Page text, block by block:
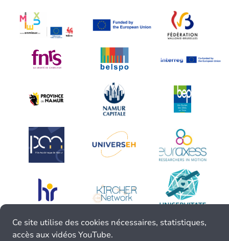
Ce site utilise des cookies nécessaires, statistiques,
accès aux vidéos YouTube.